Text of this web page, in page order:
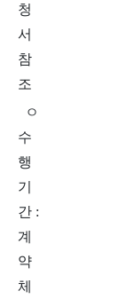
청
서
참
조
ㅇ
수
행
기
간 :
계
약
체